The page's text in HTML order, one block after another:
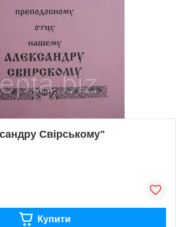
Свірському"
Купити